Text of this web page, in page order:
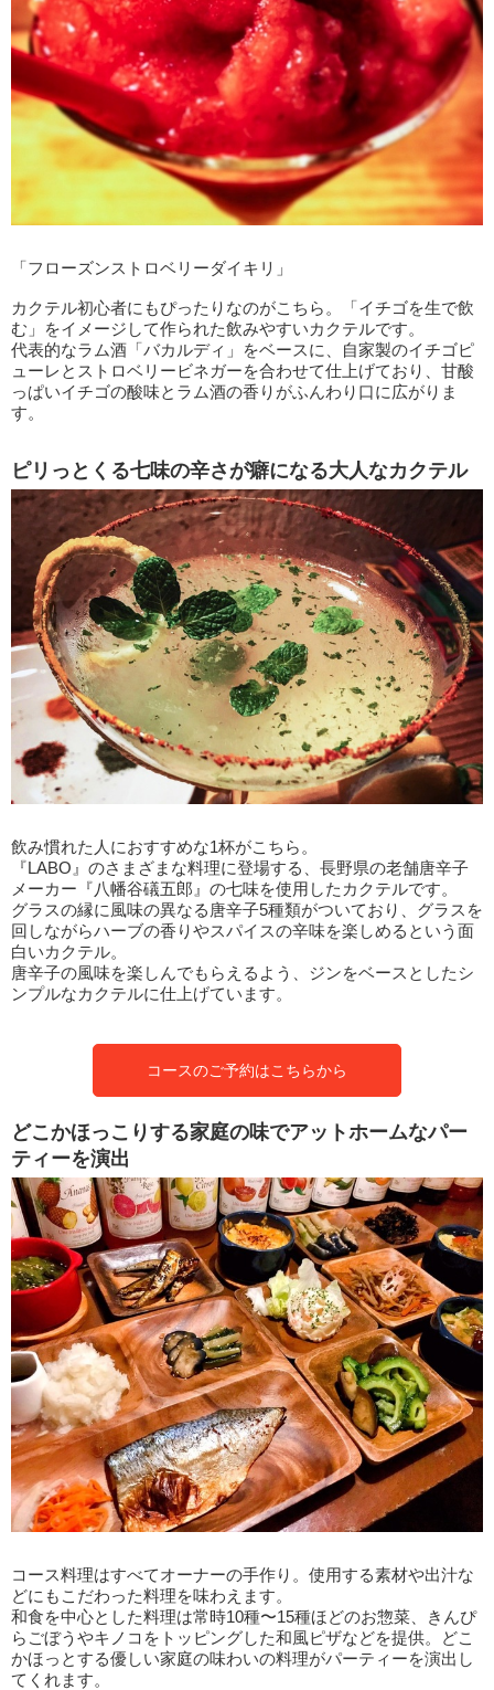
「フローズンストロベリーダイキリ」
カクテル初心者にもぴったりなのがこちら。「イチゴを生で飲
む」をイメージして作られた飲みやすいカクテルです。
代表的なラム酒「バカルディ」をベースに、自家製のイチゴピ
ューレとストロベリービネガーを合わせて仕上げており、甘酸
っぱいイチゴの酸味とラム酒の香りがふんわり口に広がりま
す。
ピリっとくる七味の辛さが癖になる大人なカクテル
飲み慣れた人におすすめな1杯がこちら。
『LABO』のさまざまな料理に登場する、長野県の老舗唐辛子
メーカー『八幡谷礒五郎』の七味を使用したカクテルです。
グラスの縁に風味の異なる唐辛子5種類がついており、グラスを
回しながらハーブの香りやスパイスの辛味を楽しめるという面
白いカクテル。
唐辛子の風味を楽しんでもらえるよう、ジンをベースとしたシ
ンプルなカクテルに仕上げています。
コースのご予約はこちらから
どこかほっこりする家庭の味でアットホームなパー
ティーを演出
コース料理はすべてオーナーの手作り。使用する素材や出汁な
どにもこだわった料理を味わえます。
和食を中心とした料理は常時10種〜15種ほどのお惣菜、きんぴ
らごぼうやキノコをトッピングした和風ピザなどを提供。どこ
かほっとする優しい家庭の味わいの料理がパーティーを演出し
てくれます。